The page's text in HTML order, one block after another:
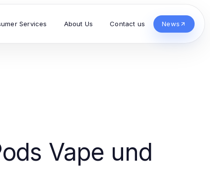
Services About Us Contact us News
Vape und